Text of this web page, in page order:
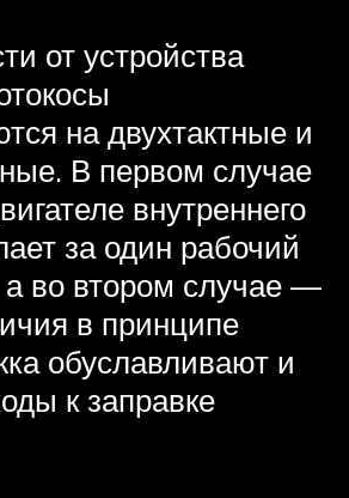
от устройства
на двухтактные и
В первом случае
внутреннего
за один рабочий
а во втором случае —
в принципе
обуславливают и
к заправке